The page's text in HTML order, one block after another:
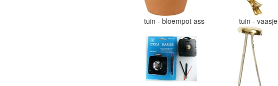
tuin - bloempot ass tuin - vaasje